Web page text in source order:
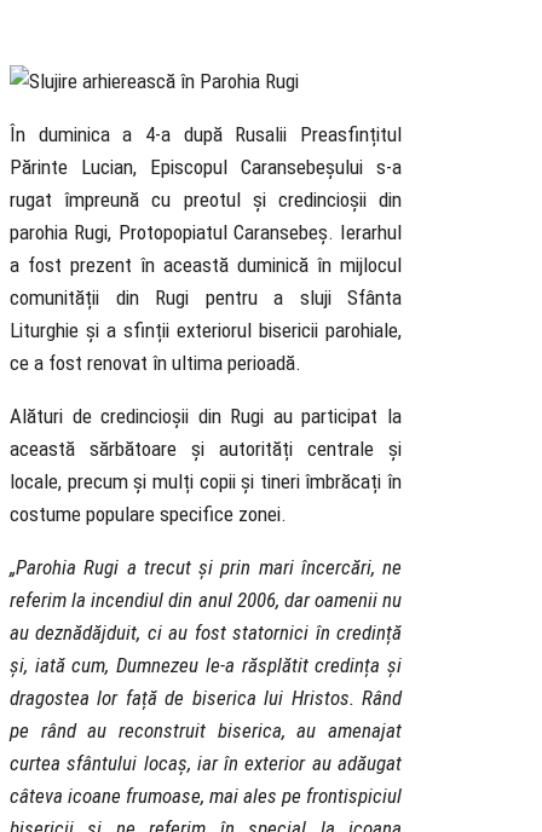
În duminica a 4-a după Rusalii Preasfințitul
Părinte Lucian, Episcopul Caransebeșului s-a
rugat împreună cu preotul și credincioșii din
parohia Rugi, Protopopiatul Caransebeș. Ierarhul
a fost prezent în această duminică în mijlocul
comunității din Rugi pentru a sluji Sfânta
Liturghie și a sfinții exteriorul bisericii parohiale,
ce a fost renovat în ultima perioadă.
Alături de credincioșii din Rugi au participat la
această sărbătoare și autorități centrale și
locale, precum și mulți copii și tineri îmbrăcați în
costume populare specifice zonei.
„Parohia Rugi a trecut și prin mari încercări, ne
referim la incendiul din anul 2006, dar oamenii nu
au deznădăjduit, ci au fost statornici în credință
și, iată cum, Dumnezeu le-a răsplătit credința și
dragostea lor față de biserica lui Hristos. Rând
pe rând au reconstruit biserica, au amenajat
curtea sfântului locaș, iar în exterior au adăugat
câteva icoane frumoase, mai ales pe frontispiciul